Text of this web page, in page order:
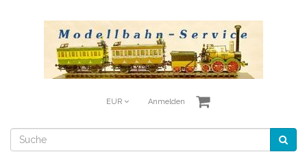
EUR Anmelden